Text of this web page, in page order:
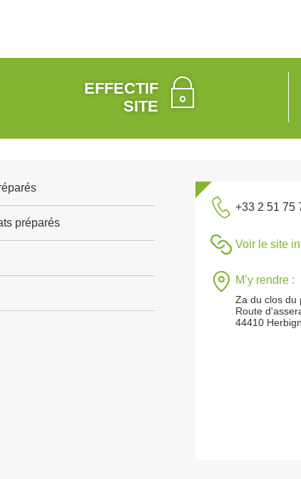
EFFECTIF
SITE
préparés
+33 2 51 75
Voir le site
M’y rendre :
Za du clos du
Route
44410